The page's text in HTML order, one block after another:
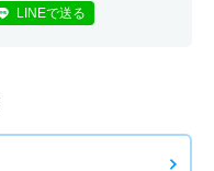
LINEで送る